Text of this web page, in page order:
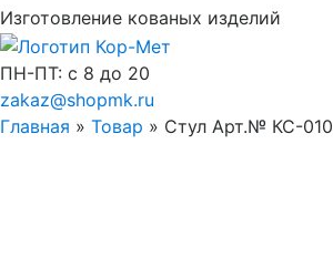
Изготовление кованых изделий
ПН-ПТ: с 8 до 20
zakaz@shopmk.ru
Главная » Товар » Стул Арт.№ КС-010